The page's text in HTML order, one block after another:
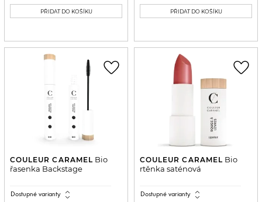
PŘIDAT DO KOŠÍKU PŘIDAT DO KOŠÍKU
COULEUR CARAMEL Bio
řasenka Backstage
Dostupné varianty expand_all
favorite_border
COULEUR CARAMEL Bio
rtěnka saténová
Dostupné varianty expand_all
favorite_border